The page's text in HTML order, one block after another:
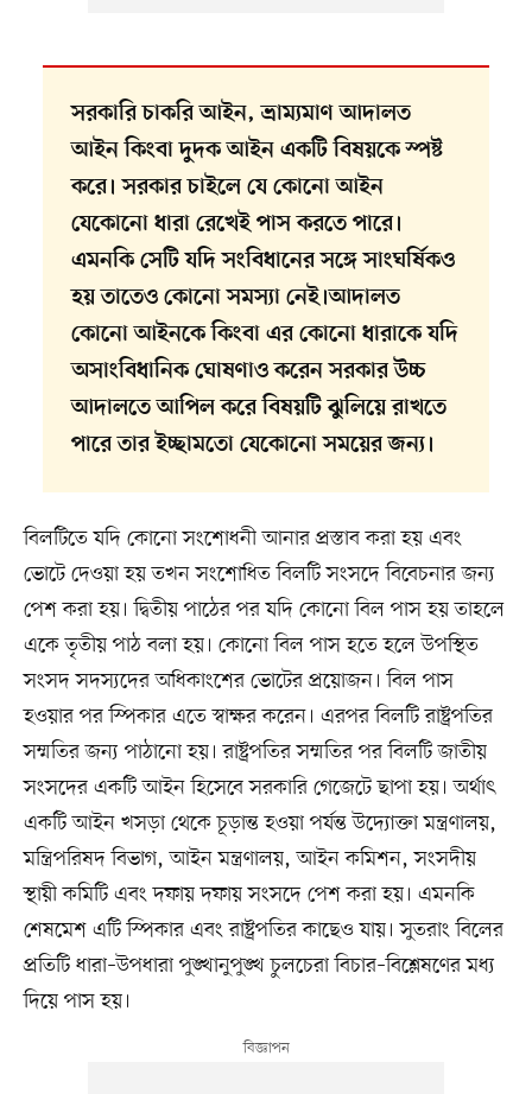
সরকারি চাকরি আইন, ভ্রাম্যমাণ আদালত
আইন কিংবা দুদক আইন একটি বিষয়কে স্পষ্ট
করে। সরকার চাইলে যে কোনো আইন
যেকোনো ধারা রেখেই পাস করতে পারে।
এমনকি সেটি যদি সংবিধানের সঙ্গে সাংঘর্ষিকও
হয় তাতেও কোনো সমস্যা নেই।আদালত
কোনো আইনকে কিংবা এর কোনো ধারাকে যদি
অসাংবিধানিক ঘোষণাও করেন সরকার উচ্চ
আদালতে আপিল করে বিষয়টি ঝুলিয়ে রাখতে
পারে তার ইচ্ছামতো যেকোনো সময়ের জন্য।
বিলটিতে যদি কোনো সংশোধনী আনার প্রস্তাব করা হয় এবং
ভোটে দেওয়া হয় তখন সংশোধিত বিলটি সংসদে বিবেচনার জন্য
পেশ করা হয়। দ্বিতীয় পাঠের পর যদি কোনো বিল পাস হয় তাহলে
একে তৃতীয় পাঠ বলা হয়। কোনো বিল পাস হতে হলে উপস্থিত
সংসদ সদস্যদের অধিকাংশের ভোটের প্রয়োজন। বিল পাস
হওয়ার পর স্পিকার এতে স্বাক্ষর করেন। এরপর বিলটি রাষ্ট্রপতির
সম্মতির জন্য পাঠানো হয়। রাষ্ট্রপতির সম্মতির পর বিলটি জাতীয়
সংসদের একটি আইন হিসেবে সরকারি গেজেটে ছাপা হয়। অর্থাৎ
একটি আইন খসড়া থেকে চূড়ান্ত হওয়া পর্যন্ত উদ্যোক্তা মন্ত্রণালয়,
মন্ত্রিপরিষদ বিভাগ, আইন মন্ত্রণালয়, আইন কমিশন, সংসদীয়
স্থায়ী কমিটি এবং দফায় দফায় সংসদে পেশ করা হয়। এমনকি
শেষমেশ এটি স্পিকার এবং রাষ্ট্রপতির কাছেও যায়। সুতরাং বিলের
প্রতিটি ধারা–উপধারা পুঙ্খানুপুঙ্খ চুলচেরা বিচার–বিশ্লেষণের মধ্য
দিয়ে পাস হয়।